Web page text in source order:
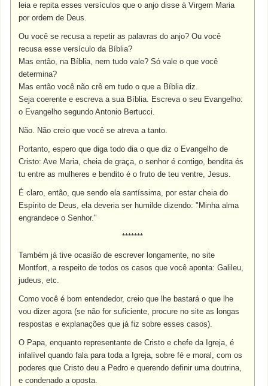
leia e repita esses versículos que o anjo disse à Virgem Maria
por ordem de Deus.
Ou você se recusa a repetir as palavras do anjo? Ou você
recusa esse versículo da Bíblia?
Mas então, na Bíblia, nem tudo vale? Só vale o que você
determina?
Mas então você não crê em tudo o que a Bíblia diz.
Seja coerente e escreva a sua Bíblia. Escreva o seu Evangelho:
o Evangelho segundo Antonio Bertucci.
Não. Não creio que você se atreva a tanto.
Portanto, espero que diga todo dia o que diz o Evangelho de
Cristo: Ave Maria, cheia de graça, o senhor é contigo, bendita és
tu entre as mulheres e bendito é o fruto de teu ventre, Jesus.
É claro, então, que sendo ela santíssima, por estar cheia do
Espírito de Deus, ela deveria ser humilde dizendo: "Minha alma
engrandece o Senhor."
*******
Também já tive ocasião de escrever longamente, no site
Montfort, a respeito de todos os casos que você aponta: Galileu,
judeus, etc.
Como você é bom entendedor, creio que lhe bastará o que lhe
vou dizer agora (se não for suficiente, procure no site as longas
respostas e explanações que já fiz sobre esses casos).
O Papa, enquanto representante de Cristo e chefe da Igreja, é
infalível quando fala para toda a Igreja, sobre fé e moral, com os
poderes que Cristo deu a Pedro e querendo definir uma doutrina,
e condenado a oposta.